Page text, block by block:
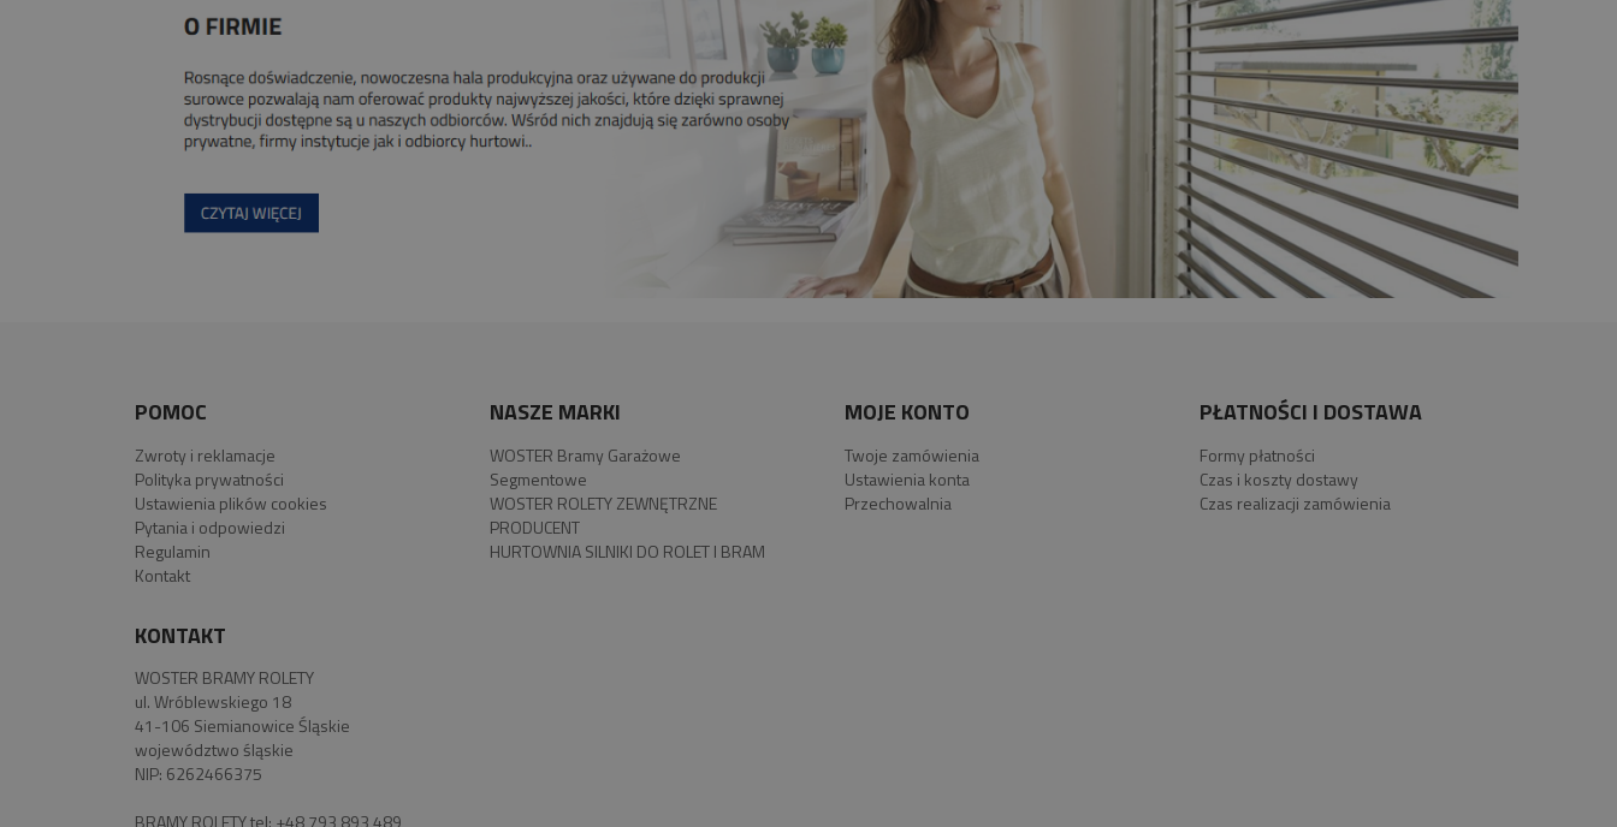
POMOC
Zwroty i reklamacje
Polityka prywatności
Ustawienia plików cookies
Pytania i odpowiedzi
Regulamin
Kontakt
NASZE MARKI
WOSTER Bramy Garażowe
Segmentowe
WOSTER ROLETY ZEWNĘTRZNE
PRODUCENT
HURTOWNIA SILNIKI DO ROLET I BRAM
MOJE KONTO
Twoje zamówienia
Ustawienia konta
Przechowalnia
PŁATNOŚCI I DOSTAWA
Formy płatności
Czas i koszty dostawy
Czas realizacji zamówienia
KONTAKT
WOSTER BRAMY ROLETY
ul. Wróblewskiego 18
41-106 Siemianowice Śląskie
województwo śląskie
NIP: 6262466375
BRAMY ROLETY tel: +48 793 893 489